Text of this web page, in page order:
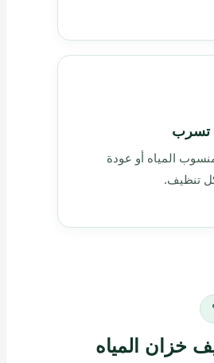
تسرب
المياه أو عودة
كل تنظيف.
خزان المياه